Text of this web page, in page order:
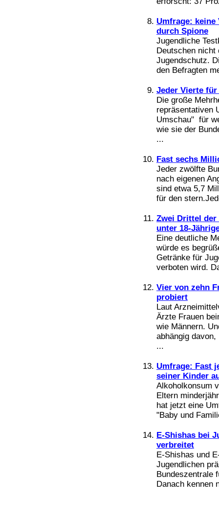
Umfrage: keine
durch Spione
Jugendliche
Deutschen nicht
Jugendschutz.
den Befragten
Jeder Vierte
Die große
repräsentativen
Umschau" für
wie sie der
...
Fast sechs
Jeder zwölfte
nach eigenen
sind etwa 5,7
für den
Zwei Drittel der
unter 18-
Eine deutliche
würde es
Getränke für
verboten wird.
Vier von zehn
probiert
Laut
Ärzte Frauen
wie Männern.
abhängig
...
Umfrage: Fast
seiner Kinder
Alkoholkonsum
Eltern
hat jetzt eine
"Baby und
E-Shishas bei
verbreitet
E-Shishas und
Jugendlichen
Bundeszentrale
Danach kennen